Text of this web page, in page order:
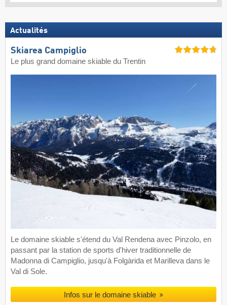
Actualités
Skiarea Campiglio
Le plus grand domaine skiable du Trentin
Le domaine skiable s'étend du Val Rendena avec Pinzolo, en
passant par la station de sports d'hiver traditionnelle de
Madonna di Campiglio, jusqu'à Folgàrida et Marilleva dans le
Val di Sole.
Infos sur le domaine skiable